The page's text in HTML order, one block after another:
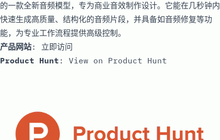
的一款全新音频模型，专为商业音效制作设计。它能在几秒钟内
快速生成高质量、结构化的音频片段，并具备如音频修复等功
能，为专业工作流程提供高级控制。
产品网站: 立即访问
Product Hunt : View on Product Hunt